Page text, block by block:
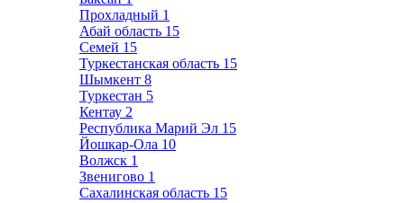
Прохладный 1
Абай область 15
Семей 15
Туркестанская область 15
Шымкент 8
Туркестан 5
Кентау 2
Республика Марий Эл 15
Йошкар-Ола 10
Волжск 1
Звенигово 1
Сахалинская область 15